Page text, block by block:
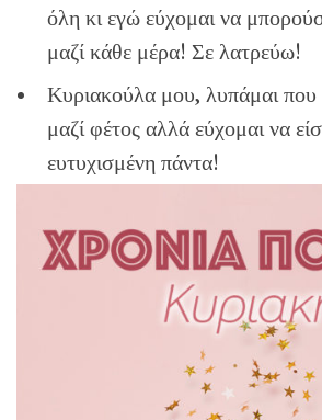
όλη κι εγώ εύχομαι να
μαζί κάθε μέρα! Σε λατρεύω!
Κυριακούλα μου, λυπάμαι που
μαζί φέτος αλλά εύχομαι να
ευτυχισμένη πάντα!